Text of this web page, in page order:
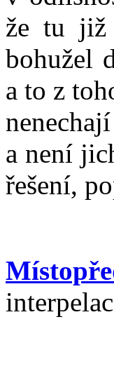
že tu již
bohužel
a to z
a není
řešení,